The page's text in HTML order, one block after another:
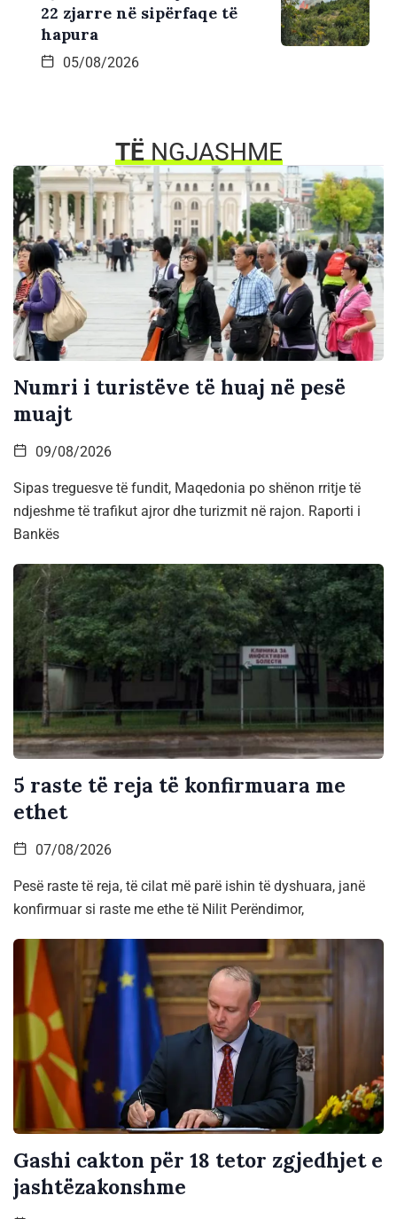
22 zjarre në sipërfaqe të
hapura
05/08/2026
TËNGJASHME
Numri i turistëve të huaj në pesë
muajt
09/08/2026
Sipas treguesve të fundit, Maqedonia po shënon rritje të
ndjeshme të trafikut ajror dhe turizmit në rajon. Raporti i
Bankës
5 raste të reja të konfirmuara me
ethet
07/08/2026
Pesë raste të reja, të cilat më parë ishin të dyshuara, janë
konfirmuar si raste me ethe të Nilit Perëndimor,
Gashi cakton për 18 tetor zgjedhjet e
jashtëzakonshme